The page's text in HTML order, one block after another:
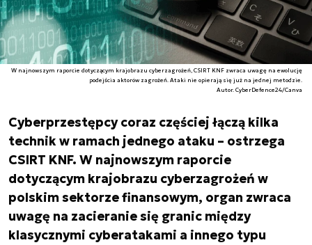
W najnowszym raporcie dotyczącym krajobrazu cyberzagrożeń, CSIRT KNF zwraca uwagę na ewolucję
podejścia aktorów zagrożeń. Ataki nie opierają się już na jednej metodzie.
Autor. CyberDefence24/Canva
Cyberprzestępcy coraz częściej łączą kilka
technik w ramach jednego ataku – ostrzega
CSIRT KNF. W najnowszym raporcie
dotyczącym krajobrazu cyberzagrożeń w
polskim sektorze finansowym, organ zwraca
uwagę na zacieranie się granic między
klasycznymi cyberatakami a innego typu